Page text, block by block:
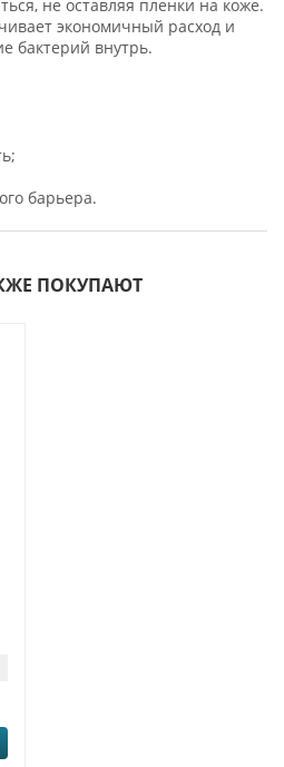
не оставляя пленки на коже.
экономичный расход и
бактерий внутрь.
барьера.
ПОКУПАЮТ